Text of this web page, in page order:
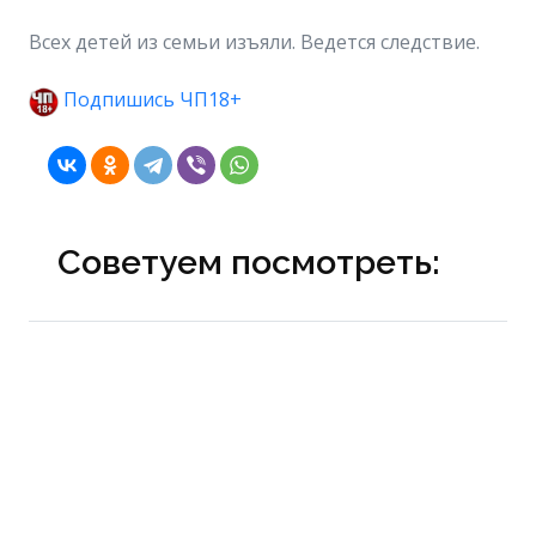
Всех детей из семьи изъяли. Ведется следствие.
Подпишись ЧП18+
Советуем посмотреть: